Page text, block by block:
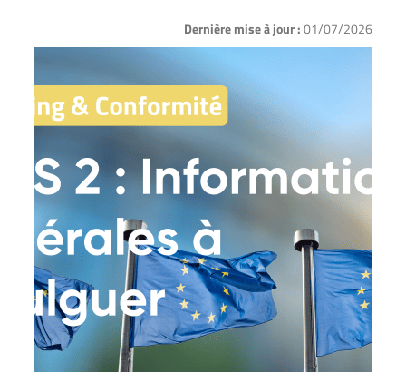
Dernière mise à jour : 01/07/2026